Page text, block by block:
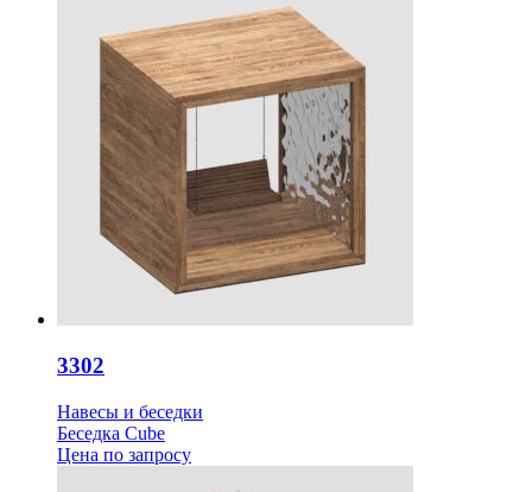
3302
Навесы и беседки
Беседка Cube
Цена по запросу